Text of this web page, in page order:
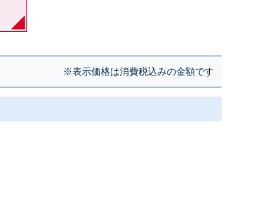
※表示価格は消費税込みの金額です